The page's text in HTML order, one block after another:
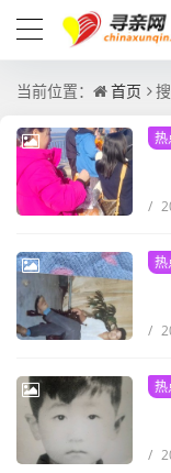
当前位置： 首页
热
/
热
/
热
/